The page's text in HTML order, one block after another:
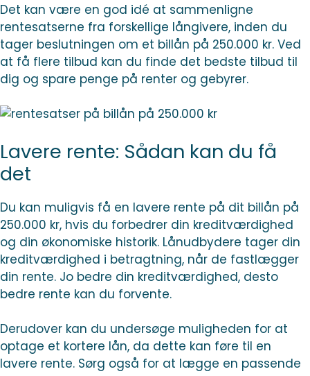
Det kan være en god idé at sammenligne
rentesatserne fra forskellige långivere, inden du
tager beslutningen om et billån på 250.000 kr. Ved
at få flere tilbud kan du finde det bedste tilbud til
dig og spare penge på renter og gebyrer.
Lavere rente: Sådan kan du få
det
Du kan muligvis få en lavere rente på dit billån på
250.000 kr, hvis du forbedrer din kreditværdighed
og din økonomiske historik. Lånudbydere tager din
kreditværdighed i betragtning, når de fastlægger
din rente. Jo bedre din kreditværdighed, desto
bedre rente kan du forvente.
Derudover kan du undersøge muligheden for at
optage et kortere lån, da dette kan føre til en
lavere rente. Sørg også for at lægge en passende